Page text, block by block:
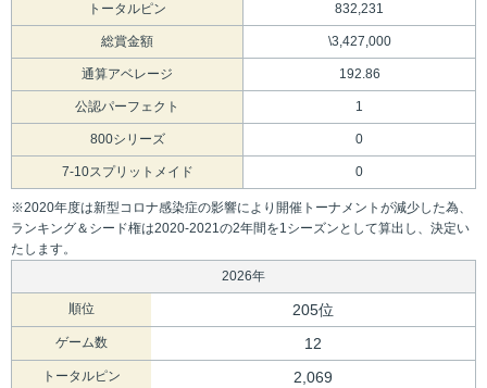
トータルピン 832,231
総賞金額 \3,427,000
通算アベレージ 192.86
公認パーフェクト 1
800シリーズ 0
7-10スプリットメイド 0
※2020年度は新型コロナ感染症の影響により開催トーナメントが減少した為、
ランキング＆シード権は2020-2021の2年間を1シーズンとして算出し、決定い
たします。
2026年
順位 205位
ゲーム数 12
トータルピン 2,069